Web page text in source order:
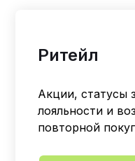
Ритейл
Акции, статусы
лояльности и
повторной